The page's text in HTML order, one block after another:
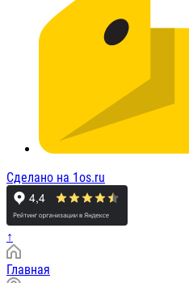
Сделано на 1os.ru
↑
Главная